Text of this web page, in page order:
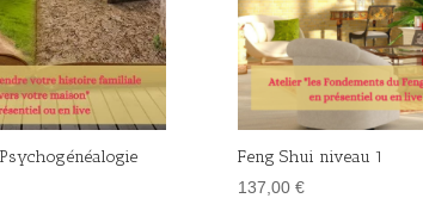
Feng Shui niveau 1
137,00 €